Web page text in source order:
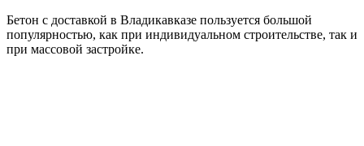
Бетон с доставкой в Владикавказе пользуется большой
популярностью, как при индивидуальном строительстве, так и
при массовой застройке.